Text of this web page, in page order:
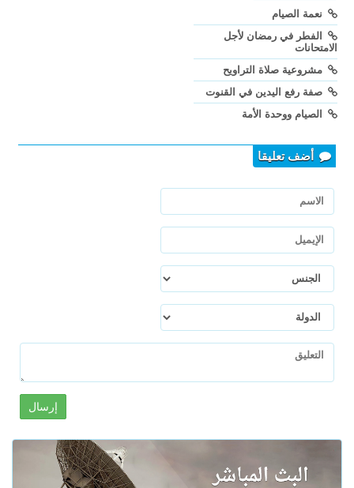
نعمة الصيام
الفطر في رمضان لأجل
الامتحانات
مشروعية صلاة التراويح
صفة رفع اليدين في القنوت
الصيام ووحدة الأمة
أضف تعليقا
إرسال